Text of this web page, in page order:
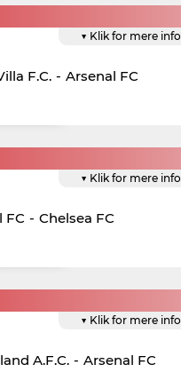
▼ Klik for mere info
F.C. - Arsenal FC
▼ Klik for mere info
FC - Chelsea FC
▼ Klik for mere info
A.F.C. - Arsenal FC